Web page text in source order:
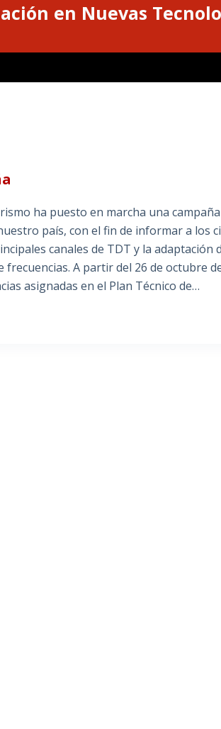
en Nuevas
ha puesto en marcha una
país, con el fin de informar a los
canales de TDT y la adaptación
A partir del 26 de octubre
asignadas en el Plan Técnico de…